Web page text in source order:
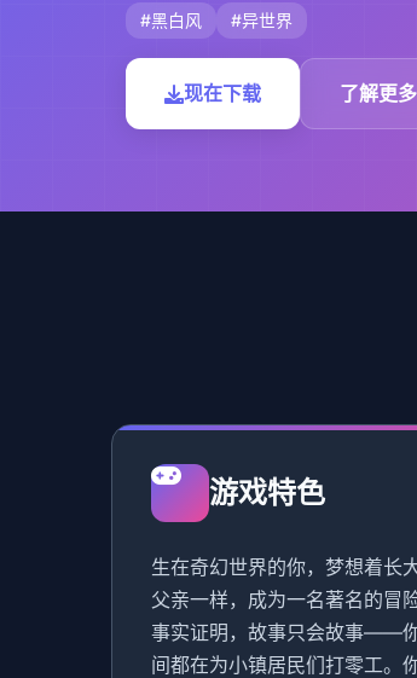
#黑白风 #异世界
现在下载 了解更多
游戏特色
生在奇幻世界的你，梦想着长
父亲一样，成为一名著名的冒
事实证明，故事只会故事——
间都在为小镇居民们打零工。